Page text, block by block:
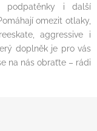
podpatěnky i další
omezit otlaky,
aggressive i
doplněk je pro vás
na nás obraťte – rádi